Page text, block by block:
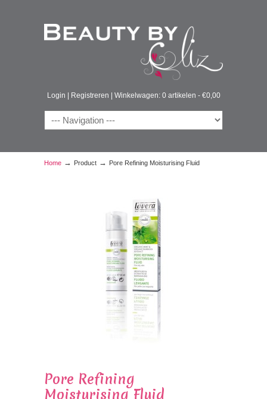
Login Registreren Winkelwagen: 0 artikelen - €0,00
Home → Product → Pore Refining Moisturising Fluid
Pore Refining
Moisturising Fluid